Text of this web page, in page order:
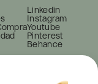
Linkedin
Instagram
Youtube
Pinterest
Behance